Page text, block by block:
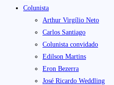
Colunista
Arthur Virgílio Neto
Carlos Santiago
Colunista convidado
Edilson Martins
Eron Bezerra
José Ricardo Weddling